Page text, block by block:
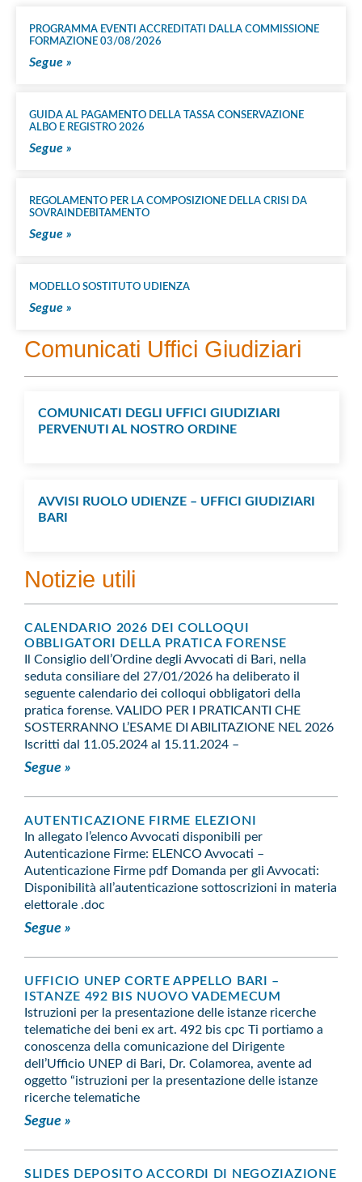
PROGRAMMA EVENTI ACCREDITATI DALLA COMMISSIONE
FORMAZIONE 03/08/2026
Segue »
GUIDA AL PAGAMENTO DELLA TASSA CONSERVAZIONE
ALBO E REGISTRO 2026
Segue »
REGOLAMENTO PER LA COMPOSIZIONE DELLA CRISI DA
SOVRAINDEBITAMENTO
Segue »
MODELLO SOSTITUTO UDIENZA
Segue »
Comunicati Uffici Giudiziari
COMUNICATI DEGLI UFFICI GIUDIZIARI
PERVENUTI AL NOSTRO ORDINE
AVVISI RUOLO UDIENZE – UFFICI GIUDIZIARI
BARI
Notizie utili
CALENDARIO 2026 DEI COLLOQUI
OBBLIGATORI DELLA PRATICA FORENSE
Il Consiglio dell’Ordine degli Avvocati di Bari, nella
seduta consiliare del 27/01/2026 ha deliberato il
seguente calendario dei colloqui obbligatori della
pratica forense. VALIDO PER I PRATICANTI CHE
SOSTERRANNO L’ESAME DI ABILITAZIONE NEL 2026
Iscritti dal 11.05.2024 al 15.11.2024 –
Segue »
AUTENTICAZIONE FIRME ELEZIONI
In allegato l’elenco Avvocati disponibili per
Autenticazione Firme: ELENCO Avvocati –
Autenticazione Firme pdf Domanda per gli Avvocati:
Disponibilità all’autenticazione sottoscrizioni in materia
elettorale .doc
Segue »
UFFICIO UNEP CORTE APPELLO BARI –
ISTANZE 492 BIS NUOVO VADEMECUM
Istruzioni per la presentazione delle istanze ricerche
telematiche dei beni ex art. 492 bis cpc Ti portiamo a
conoscenza della comunicazione del Dirigente
dell’Ufficio UNEP di Bari, Dr. Colamorea, avente ad
oggetto “istruzioni per la presentazione delle istanze
ricerche telematiche
Segue »
SLIDES DEPOSITO ACCORDI DI NEGOZIAZIONE